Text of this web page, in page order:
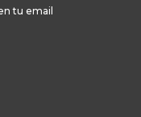
tu email